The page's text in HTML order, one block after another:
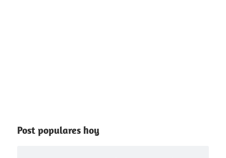
Post populares hoy